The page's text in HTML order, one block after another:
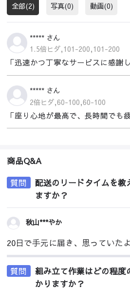
全部(2) 写真(0) 動画(0)
***** さん
1.5倍ヒダ,101-200,101-200
「迅速かつ丁寧なサービスに感謝
***** さん
2倍ヒダ,60-100,60-100
「座り心地が最高で、長時間でも
商品Q&A
質問
配送のリードタイムを教
ますか？
秋山***やか
20日で手元に届き、思っていた
質問
組み立て作業はどの程度
かりますか？